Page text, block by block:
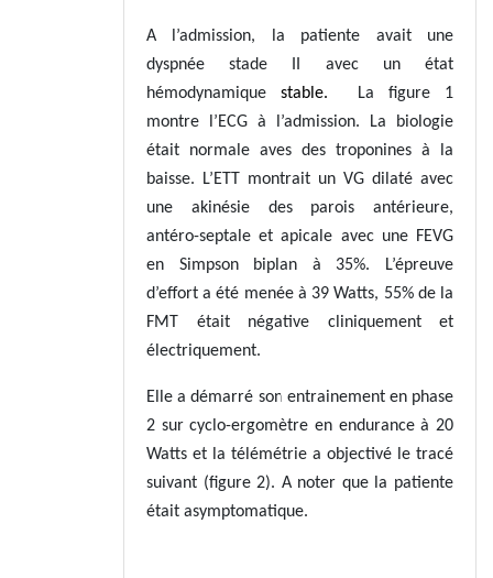
A l’admission, la patiente avait une
dyspnée stade II avec un état
hémodynamique stable.
La figure 1
montre l’ECG à l’admission. La biologie
était normale aves des troponines à la
baisse. L’ETT montrait un VG dilaté avec
une akinésie des parois antérieure,
antéro-septale et apicale avec une FEVG
en Simpson biplan à 35%. L’épreuve
d’effort a été menée à 39 Watts, 55% de la
FMT était négative cliniquement et
électriquement.
Elle a démarré son entrainement en phase
2 sur cyclo-ergomètre en endurance à 20
Watts et la télémétrie a objectivé le tracé
suivant (figure 2). A noter que la patiente
était asymptomatique.